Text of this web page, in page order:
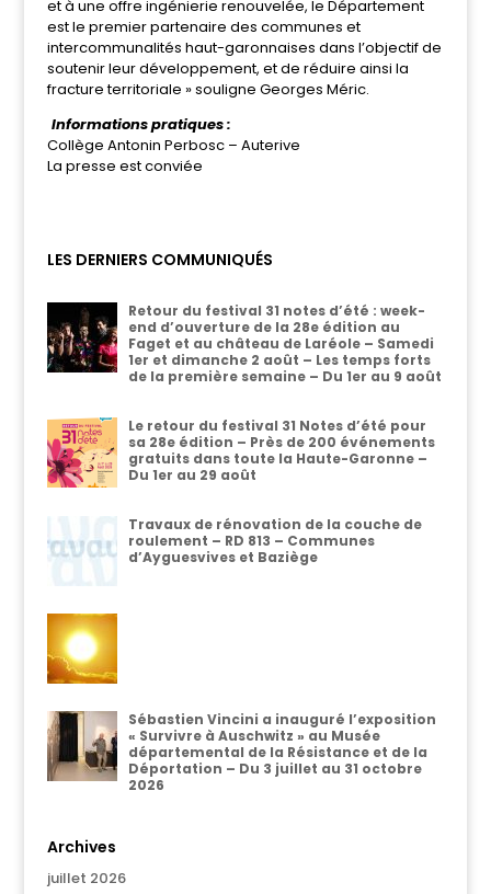
et à une offre ingénierie renouvelée, le Département
est le premier partenaire des communes et
intercommunalités haut-garonnaises dans l’objectif de
soutenir leur développement, et de réduire ainsi la
fracture territoriale » souligne Georges Méric.
Informations pratiques :
Collège Antonin Perbosc – Auterive
La presse est conviée
LES DERNIERS COMMUNIQUÉS
Retour du festival 31 notes d’été : week-
end d’ouverture de la 28e édition au
Faget et au château de Laréole – Samedi
1er et dimanche 2 août – Les temps forts
de la première semaine – Du 1er au 9 août
Le retour du festival 31 Notes d’été pour
sa 28e édition – Près de 200 événements
gratuits dans toute la Haute-Garonne –
Du 1er au 29 août
Travaux de rénovation de la couche de
roulement – RD 813 – Communes
d’Ayguesvives et Baziège
Sébastien Vincini a inauguré l’exposition
« Survivre à Auschwitz » au Musée
départemental de la Résistance et de la
Déportation – Du 3 juillet au 31 octobre
2026
Archives
juillet 2026